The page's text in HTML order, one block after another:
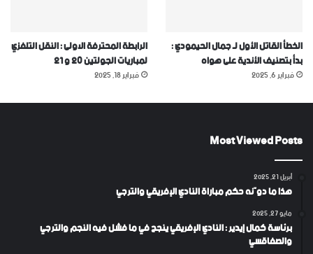
الخطأ القاتل الأول لـ جمال الحيمودي :
بدأ بتصنيف الأندية على هواه
فبراير 6, 2025
الرابطة المحترفة الاولى : النقل التلفزي
لمباريات الجولتين 20 و 21
فبراير 18, 2025
Most Viewed Posts
أبريل 21, 2025
هذا ما دوّنه حكم مباراة النادي الإفريقي والترجي
مايو 27, 2025
برئاسة كمال إيدير : النادي الإفريقي ينجح في ما فشل فيه النجم والترجي
والصفاقسي